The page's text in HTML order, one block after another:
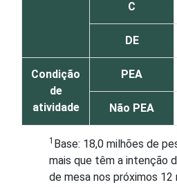
C
DE
Condição
de
atividade
PEA
Não PEA
1 Base: 18,0 milhões de
mais que têm a intenção
de mesa nos próximos